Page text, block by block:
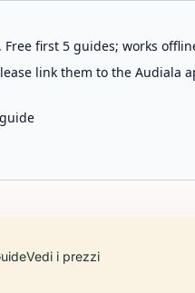
first 5 guides; works
link them to the Audiala
Vedi i prezzi